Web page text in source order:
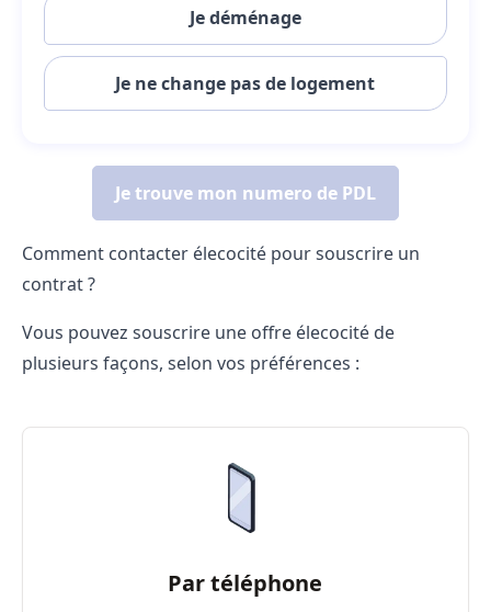
Comment contacter élecocité pour souscrire un
contrat ?
Vous pouvez souscrire une offre élecocité de
plusieurs façons, selon vos préférences :
Par téléphone